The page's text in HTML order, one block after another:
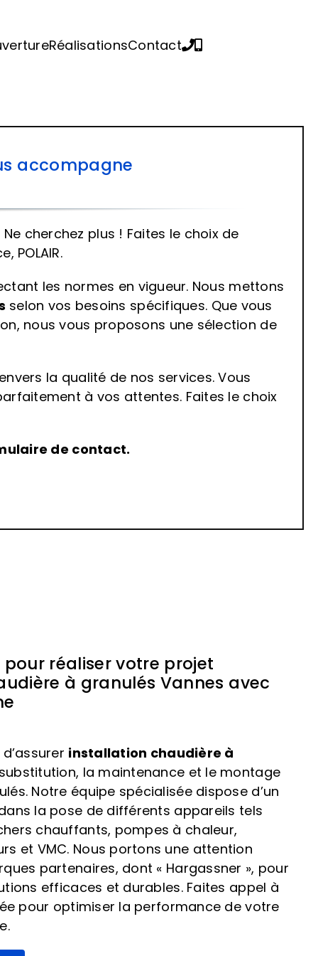
RéalisationsContact
accompagne
cherchez plus ! Faites le choix de
POLAIR.
les normes en vigueur. Nous mettons
selon vos besoins spécifiques. Que vous
nous vous proposons une sélection de
la qualité de nos services. Vous
à vos attentes. Faites le choix
de contact.
réaliser votre projet
à granulés Vannes avec
installation chaudière à
la maintenance et le montage
Notre équipe spécialisée dispose d’un
la pose de différents appareils tels
chauffants, pompes à chaleur,
et VMC. Nous portons une attention
partenaires, dont « Hargassner », pour
efficaces et durables. Faites appel à
pour optimiser la performance de votre